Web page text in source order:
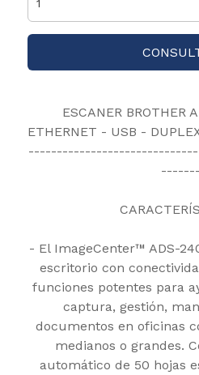
ESCANER BROTHER
ETHERNET - USB -
-------
- El ImageCenter™ ADS-
escritorio con
funciones potentes para
captura, gestión,
documentos en oficinas
medianos o grandes.
automático de 50 hojas